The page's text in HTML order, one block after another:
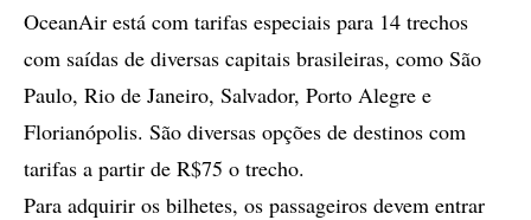
OceanAir está com tarifas especiais para 14 trechos
com saídas de diversas capitais brasileiras, como São
Paulo, Rio de Janeiro, Salvador, Porto Alegre e
Florianópolis. São diversas opções de destinos com
tarifas a partir de R$75 o trecho.
Para adquirir os bilhetes, os passageiros devem entrar